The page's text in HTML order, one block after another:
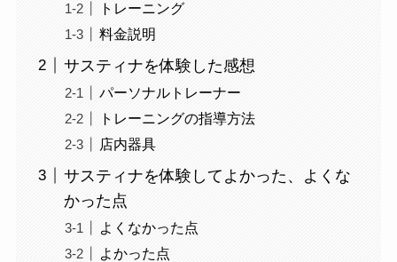
トレーニング
料金説明
サスティナを体験した感想
パーソナルトレーナー
トレーニングの指導方法
店内器具
サスティナを体験してよかった、よくな
かった点
よくなかった点
よかった点